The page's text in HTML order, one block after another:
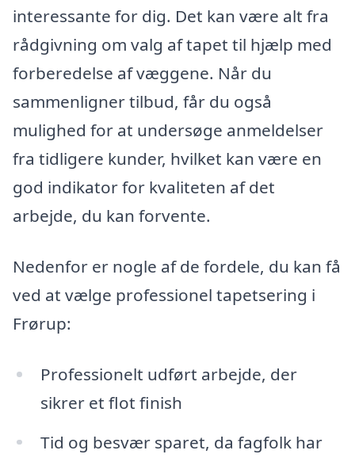
interessante for dig. Det kan være alt fra
rådgivning om valg af tapet til hjælp med
forberedelse af væggene. Når du
sammenligner tilbud, får du også
mulighed for at undersøge anmeldelser
fra tidligere kunder, hvilket kan være en
god indikator for kvaliteten af det
arbejde, du kan forvente.
Nedenfor er nogle af de fordele, du kan få
ved at vælge professionel tapetsering i
Frørup:
Professionelt udført arbejde, der
sikrer et flot finish
Tid og besvær sparet, da fagfolk har